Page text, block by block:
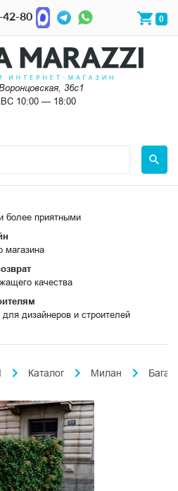
42-80 0
36с1
10:00 — 18:00
более приятными
магазина
качества
дизайнеров и строителей
Каталог Милан